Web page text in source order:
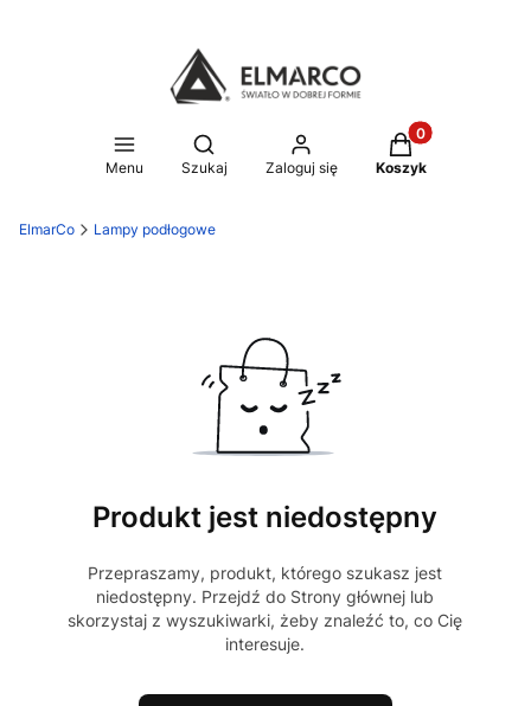
Menu
Otwórz wyszukiwarkę
Szukaj Zaloguj się
Produkty w
Koszyk
ElmarCo Lampy podłogowe
Produkt jest niedostępny
Przepraszamy, produkt, którego szukasz jest
niedostępny. Przejdź do Strony głównej lub
skorzystaj z wyszukiwarki, żeby znaleźć to, co Cię
interesuje.